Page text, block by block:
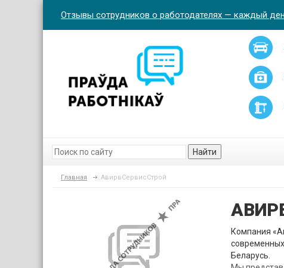
Отзывы сотрудников о работодателях — каждый
Найти
Главная АвирвСервисСтрой
Компания
Беларусь.